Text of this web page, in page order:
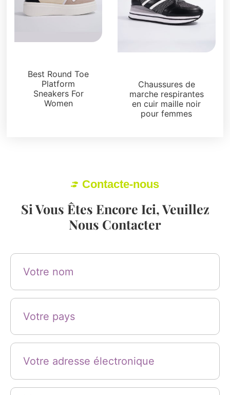
Best Round Toe
Platform
Sneakers For
Women
Chaussures de
marche respirantes
en cuir maille noir
pour femmes
Contacte-nous
Si Vous Êtes Encore Ici, Veuillez
Nous Contacter